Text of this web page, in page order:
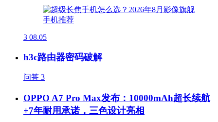
3 08.05
h3c路由器密码破解
问答 3
OPPO A7 Pro Max发布：10000mAh超长续航
+7年耐用承诺，三色设计亮相